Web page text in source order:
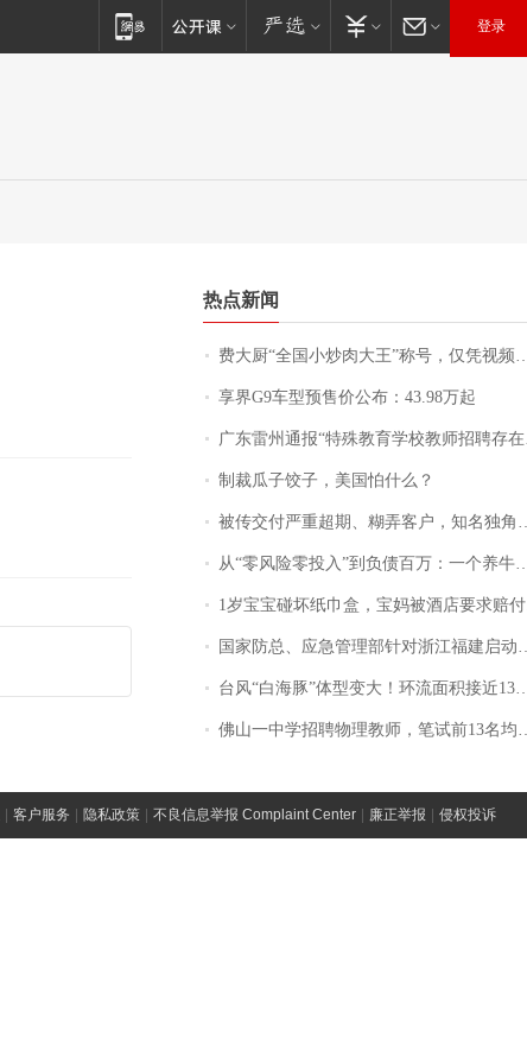
登录
热点新闻
费大厨“全国小炒肉大王”称号，仅凭视频评出？中国烹饪协会回应
享界G9车型预售价公布：43.98万起
广东雷州通报“特殊教育学校教师招聘存在违规行为”：已启动问责程序 副校长被停职
制裁瓜子饺子，美国怕什么？
被传交付严重超期、糊弄客户，知名独角兽车企创始人回应：都没证据，将依法采取措施，“本人长期与美国交管局保持沟通，对方表示肯定”
从“零风险零投入”到负债百万：一个养牛项目崩盘后，谁该为农户的贷款买单丨红星调查
1岁宝宝碰坏纸巾盒，宝妈被酒店要求赔付924元！三亚一酒店回复：骨瓷定制！网友一查价格，吵翻了
国家防总、应急管理部针对浙江福建启动防汛防台风四级应急响应
台风“白海豚”体型变大！环流面积接近13个浙江那么大
佛山一中学招聘物理教师，笔试前13名均遭淘汰？教育局：已叫停招聘，成立调查组全面核查
客户服务 隐私政策 不良信息举报 Complaint Center 廉正举报 侵权投诉